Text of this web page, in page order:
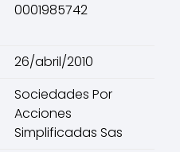
0001985742
26/abril/2010
Sociedades Por
Acciones
Simplificadas Sas